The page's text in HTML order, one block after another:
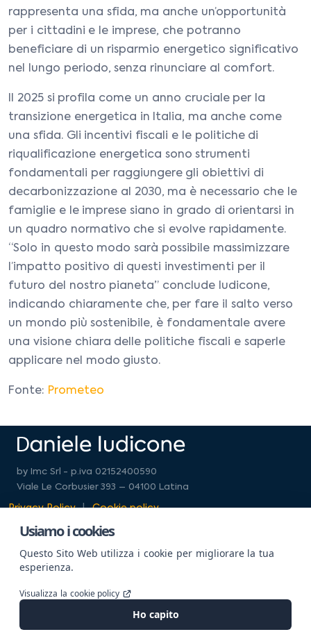
rappresenta una sfida, ma anche un’opportunità
per i cittadini e le imprese, che potranno
beneficiare di un risparmio energetico significativo
nel lungo periodo, senza rinunciare al comfort.
Il 2025 si profila come un anno cruciale per la
transizione energetica in Italia, ma anche come
una sfida. Gli incentivi fiscali e le politiche di
riqualificazione energetica sono strumenti
fondamentali per raggiungere gli obiettivi di
decarbonizzazione al 2030, ma è necessario che le
famiglie e le imprese siano in grado di orientarsi in
un quadro normativo che si evolve rapidamente.
“Solo in questo modo sarà possibile massimizzare
l’impatto positivo di questi investimenti per il
futuro del nostro pianeta” conclude Iudicone,
indicando chiaramente che, per fare il salto verso
un mondo più sostenibile, è fondamentale avere
una visione chiara delle politiche fiscali e saperle
applicare nel modo giusto.
Fonte: Prometeo
by Imc Srl - p.iva 02152400590
Viale Le Corbusier 393 – 04100 Latina
Privacy Policy Cookie policy
Website powered by GajaLab
© All rights reserved by Imc & Selling Company
Usiamo i cookies
Questo Sito Web utilizza i cookie per migliorare la tua
esperienza.
Visualizza la cookie policy
Ho capito